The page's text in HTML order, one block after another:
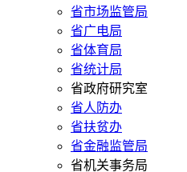
省市场监管局
省广电局
省体育局
省统计局
省政府研究室
省人防办
省扶贫办
省金融监管局
省机关事务局